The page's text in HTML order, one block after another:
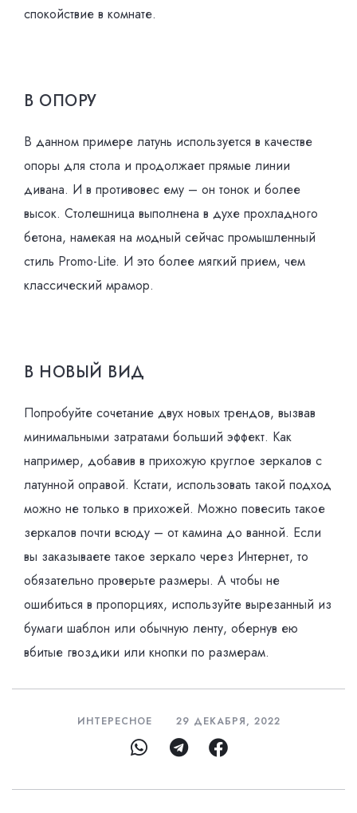
спокойствие в комнате.
В ОПОРУ
В данном примере латунь используется в качестве
опоры для стола и продолжает прямые линии
дивана. И в противовес ему – он тонок и более
высок. Столешница выполнена в духе прохладного
бетона, намекая на модный сейчас промышленный
стиль Promo-Lite. И это более мягкий прием, чем
классический мрамор.
В НОВЫЙ ВИД
Попробуйте сочетание двух новых трендов, вызвав
минимальными затратами больший эффект. Как
например, добавив в прихожую круглое зеркалов с
латунной оправой. Кстати, использовать такой подход
можно не только в прихожей. Можно повесить такое
зеркалов почти всюду – от камина до ванной. Если
вы заказываете такое зеркало через Интернет, то
обязательно проверьте размеры. А чтобы не
ошибиться в пропорциях, используйте вырезанный из
бумаги шаблон или обычную ленту, обернув ею
вбитые гвоздики или кнопки по размерам.
ИНТЕРЕСНОЕ 29 ДЕКАБРЯ, 2022